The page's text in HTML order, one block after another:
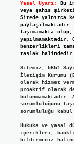
Yasal Uyarı:
Bu
veya şahıs
Sitede yalnızca
taşımamakta
benzerlikleri
taslak
Sitemiz, 5651
İletişim Kurumu
olarak hizmet
proaktif olarak
sorumluluğunu
sorumluluğu
Hukuka ve yasal
içerikleri,
bildirmeniz